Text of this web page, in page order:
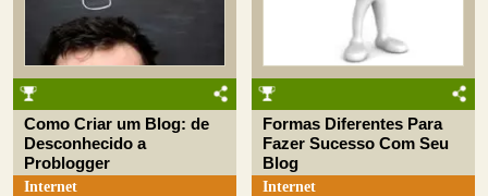
Como Criar um Blog: de
Desconhecido a
Problogger
Internet
Formas Diferentes Para
Fazer Sucesso Com Seu
Blog
Internet